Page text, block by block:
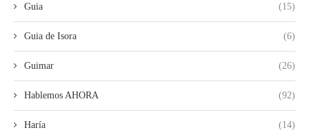
Guia (15)
Guia de Isora (6)
Guimar (26)
Hablemos AHORA (92)
Haría (14)